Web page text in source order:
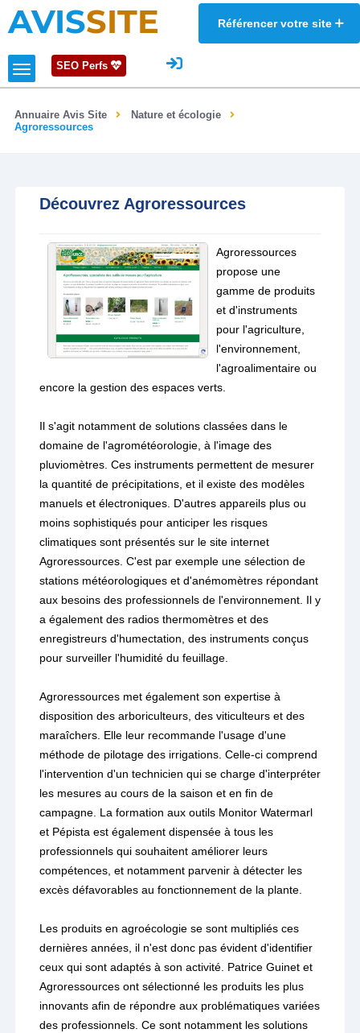
AVISSITE Référencer votre site
SEO Perfs
Annuaire Avis Site
Nature et écologie
Agroressources
Découvrez Agroressources
Agroressources
propose une
gamme de produits
et d'instruments
pour l'agriculture,
l'environnement,
l'agroalimentaire ou
encore la gestion des espaces verts.
Il s'agit notamment de solutions classées dans le
domaine de l'agrométéorologie, à l'image des
pluviomètres. Ces instruments permettent de mesurer
la quantité de précipitations, et il existe des modèles
manuels et électroniques. D'autres appareils plus ou
moins sophistiqués pour anticiper les risques
climatiques sont présentés sur le site internet
Agroressources. C'est par exemple une sélection de
stations météorologiques et d'anémomètres répondant
aux besoins des professionnels de l'environnement. Il y
a également des radios thermomètres et des
enregistreurs d'humectation, des instruments conçus
pour surveiller l'humidité du feuillage.
Agroressources met également son expertise à
disposition des arboriculteurs, des viticulteurs et des
maraîchers. Elle leur recommande l'usage d'une
méthode de pilotage des irrigations. Celle-ci comprend
l'intervention d'un technicien qui se charge d'interpréter
les mesures au cours de la saison et en fin de
campagne. La formation aux outils Monitor Watermarl
et Pépista est également dispensée à tous les
professionnels qui souhaitent améliorer leurs
compétences, et notamment parvenir à détecter les
excès défavorables au fonctionnement de la plante.
Les produits en agroécologie se sont multipliés ces
dernières années, il n'est donc pas évident d'identifier
ceux qui sont adaptés à son activité. Patrice Guinet et
Agroressources ont sélectionné les produits les plus
innovants afin de répondre aux problématiques variées
des professionnels. Ce sont notamment les solutions